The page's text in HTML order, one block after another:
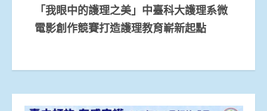
「我眼中的護理之美」中臺科大護理系微
電影創作競賽打造護理教育嶄新起點